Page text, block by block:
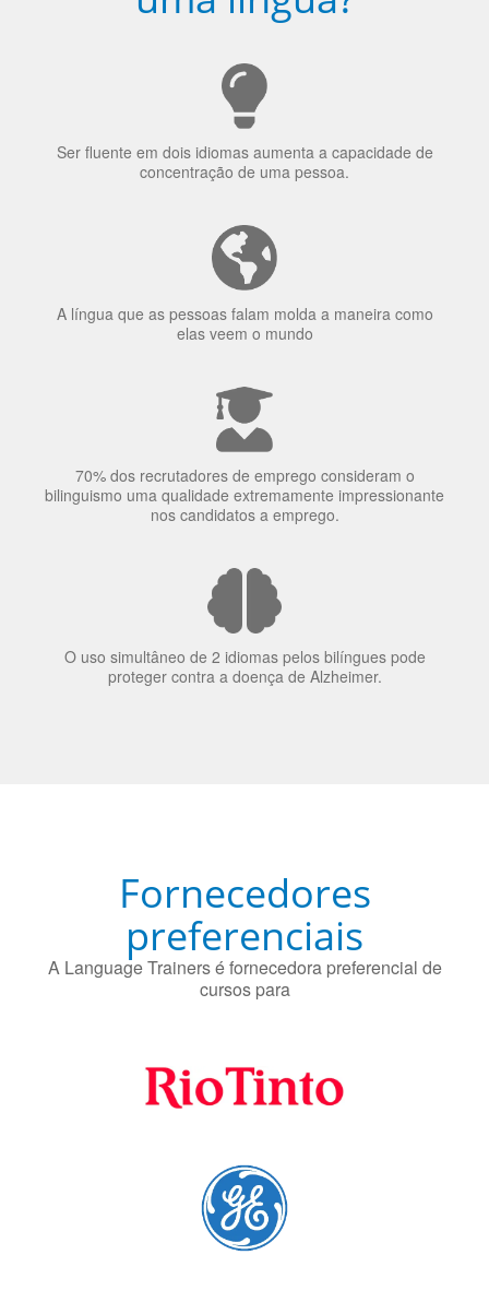
Ser fluente em dois idiomas aumenta a capacidade de
concentração de uma pessoa.
A língua que as pessoas falam molda a maneira como
elas veem o mundo
70% dos recrutadores de emprego consideram o
bilinguismo uma qualidade extremamente impressionante
nos candidatos a emprego.
O uso simultâneo de 2 idiomas pelos bilíngues pode
proteger contra a doença de Alzheimer.
Fornecedores
preferenciais
A Language Trainers é fornecedora preferencial de
cursos para